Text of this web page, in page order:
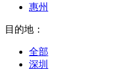
惠州
目的地：
全部
深圳